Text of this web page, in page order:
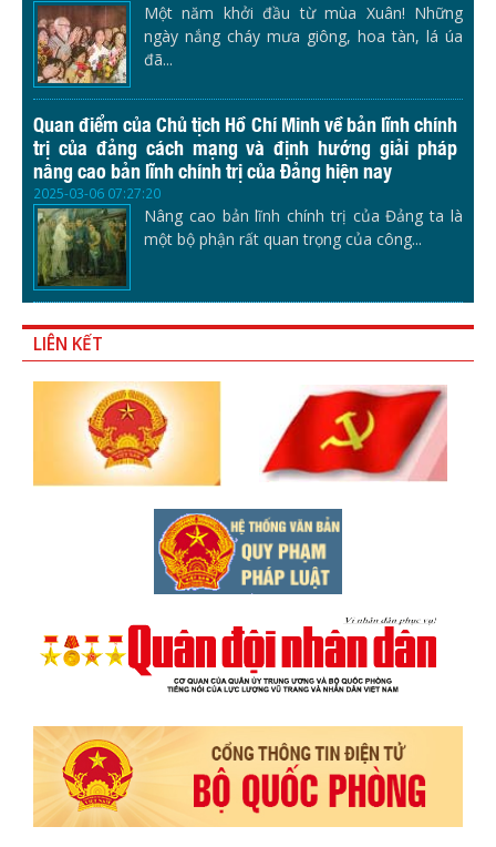
Một năm khởi đầu từ mùa Xuân! Những
ngày nắng cháy mưa giông, hoa tàn, lá úa
đã...
Quan điểm của Chủ tịch Hồ Chí Minh về bản lĩnh chính
trị của đảng cách mạng và định hướng giải pháp
nâng cao bản lĩnh chính trị của Đảng hiện nay
2025-03-06 07:27:20
Nâng cao bản lĩnh chính trị của Đảng ta là
một bộ phận rất quan trọng của công...
LIÊN KẾT